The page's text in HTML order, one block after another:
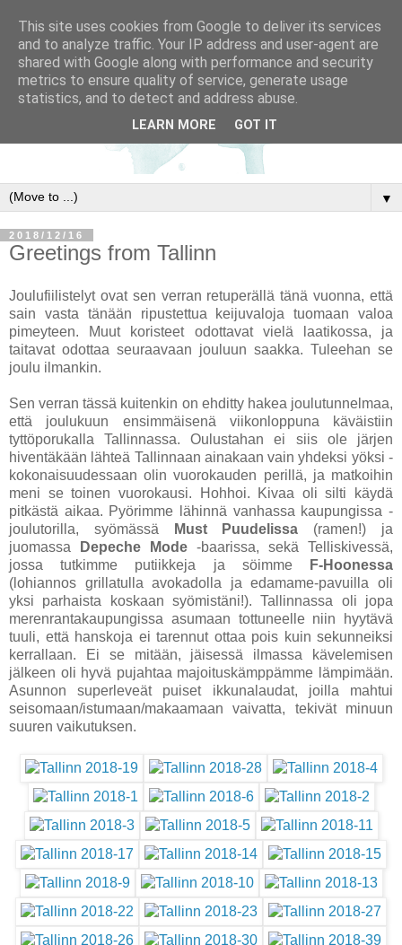
▼
2018/12/16
Greetings from Tallinn
Joulufiilistelyt ovat sen verran retuperällä tänä vuonna, että
sain vasta tänään ripustettua keijuvaloja tuomaan valoa
pimeyteen. Muut koristeet odottavat vielä laatikossa, ja
taitavat odottaa seuraavaan jouluun saakka. Tuleehan se
joulu ilmankin.
Sen verran tässä kuitenkin on ehditty hakea joulutunnelmaa,
että joulukuun ensimmäisenä viikonloppuna käväistiin
tyttöporukalla Tallinnassa. Oulustahan ei siis ole järjen
hiventäkään lähteä Tallinnaan ainakaan vain yhdeksi yöksi -
kokonaisuudessaan olin vuorokauden perillä, ja matkoihin
meni se toinen vuorokausi. Hohhoi. Kivaa oli silti käydä
pitkästä aikaa. Pyörimme lähinnä vanhassa kaupungissa -
joulutorilla, syömässä
Must Puudelissa (ramen!) ja
juomassa
Depeche Mode -baarissa, sekä Telliskivessä,
jossa tutkimme putiikkeja ja söimme
F-Hoonessa
(lohiannos grillatulla avokadolla ja edamame-pavuilla oli
yksi parhaista koskaan syömistäni!). Tallinnassa oli jopa
merenrantakaupungissa asumaan tottuneelle niin hyytävä
tuuli, että hanskoja ei tarennut ottaa pois kuin sekunneiksi
kerrallaan. Ei se mitään, jäisessä ilmassa kävelemisen
jälkeen oli hyvä pujahtaa majoituskämppämme lämpimään.
Asunnon superleveät puiset ikkunalaudat, joilla mahtui
seisomaan/istumaan/makaamaan vaivatta, tekivät minuun
suuren vaikutuksen.
This site uses cookies from Google to deliver its services
and to analyze traffic. Your IP address and user-agent are
shared with Google along with performance and security
metrics to ensure quality of service, generate usage
statistics, and to detect and address abuse.
LEARN MORE GOT IT